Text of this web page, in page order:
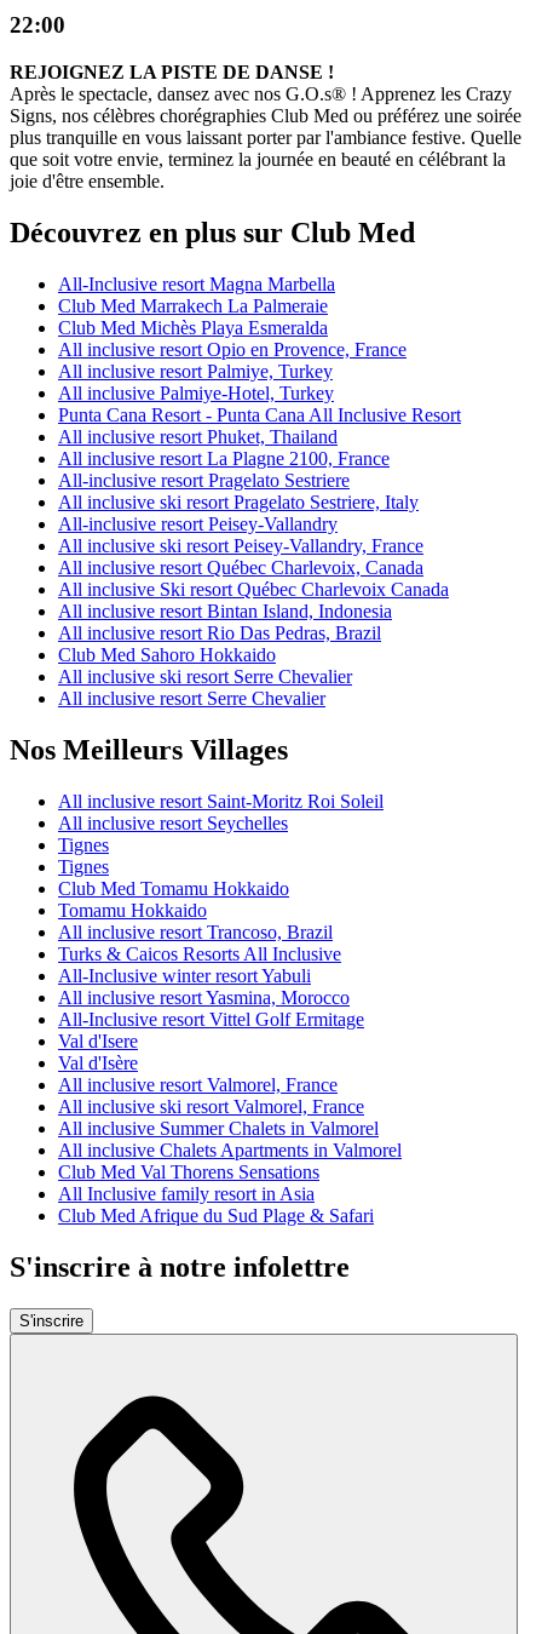
22:00
REJOIGNEZ LA PISTE DE DANSE !
Après le spectacle, dansez avec nos G.O.s® ! Apprenez les Crazy
Signs, nos célèbres chorégraphies Club Med ou préférez une soirée
plus tranquille en vous laissant porter par l'ambiance festive. Quelle
que soit votre envie, terminez la journée en beauté en célébrant la
joie d'être ensemble.
Découvrez en plus sur Club Med
All-Inclusive resort Magna Marbella
Club Med Marrakech La Palmeraie
Club Med Michès Playa Esmeralda
All inclusive resort Opio en Provence, France
All inclusive resort Palmiye, Turkey
All inclusive Palmiye-Hotel, Turkey
Punta Cana Resort - Punta Cana All Inclusive Resort
All inclusive resort Phuket, Thailand
All inclusive resort La Plagne 2100, France
All-inclusive resort Pragelato Sestriere
All inclusive ski resort Pragelato Sestriere, Italy
All-inclusive resort Peisey-Vallandry
All inclusive ski resort Peisey-Vallandry, France
All inclusive resort Québec Charlevoix, Canada
All inclusive Ski resort Québec Charlevoix Canada
All inclusive resort Bintan Island, Indonesia
All inclusive resort Rio Das Pedras, Brazil
Club Med Sahoro Hokkaido
All inclusive ski resort Serre Chevalier
All inclusive resort Serre Chevalier
Nos Meilleurs Villages
All inclusive resort Saint-Moritz Roi Soleil
All inclusive resort Seychelles
Tignes
Tignes
Club Med Tomamu Hokkaido
Tomamu Hokkaido
All inclusive resort Trancoso, Brazil
Turks & Caicos Resorts All Inclusive
All-Inclusive winter resort Yabuli
All inclusive resort Yasmina, Morocco
All-Inclusive resort Vittel Golf Ermitage
Val d'Isere
Val d'Isère
All inclusive resort Valmorel, France
All inclusive ski resort Valmorel, France
All inclusive Summer Chalets in Valmorel
All inclusive Chalets Apartments in Valmorel
Club Med Val Thorens Sensations
All Inclusive family resort in Asia
Club Med Afrique du Sud Plage & Safari
S'inscrire à notre infolettre
S'inscrire